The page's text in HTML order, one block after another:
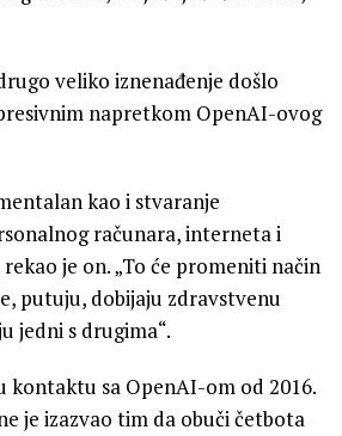
veliko iznenađenje došlo
napretkom OpenAI-ovog
kao i stvaranje
računara, interneta i
je on. „To će promeniti način
putuju, dobijaju zdravstvenu
jedni s drugima“.
kontaktu sa OpenAI-om od 2016.
je izazvao tim da obuči četbota